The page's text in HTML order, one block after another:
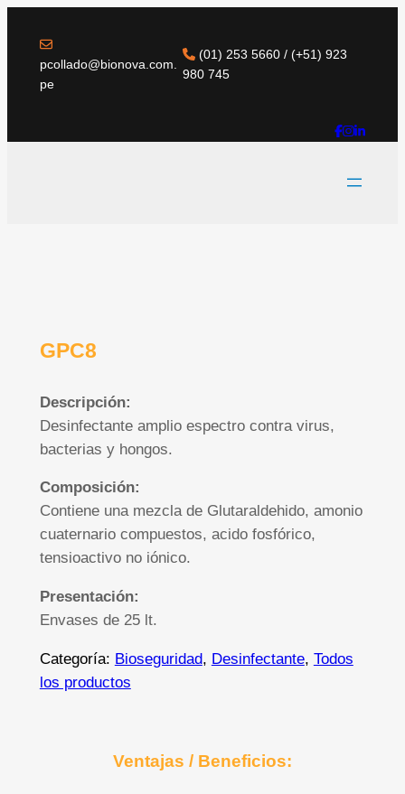
pcollado@bionova.com.
pe
(01) 253 5660 / (+51) 923
980 745
GPC8
Descripción:
Desinfectante amplio espectro contra virus,
bacterias y hongos.
Composición:
Contiene una mezcla de Glutaraldehido, amonio
cuaternario compuestos, acido fosfórico,
tensioactivo no iónico.
Presentación:
Envases de 25 lt.
Categoría: Bioseguridad, Desinfectante, Todos
los productos
Ventajas / Beneficios: